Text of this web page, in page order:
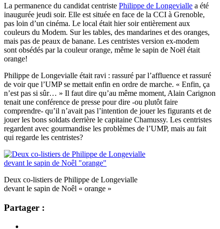
La permanence du candidat centriste Philippe de Longevialle a été
inaugurée jeudi soir. Elle est située en face de la CCI à Grenoble,
pas loin d’un cinéma. Le local était hier soir entièrement aux
couleurs du Modem. Sur les tables, des mandarines et des oranges,
mais pas de peaux de banane. Les centristes version ex-modem
sont obsédés par la couleur orange, même le sapin de Noël était
orange!
Philippe de Longevialle était ravi : rassuré par l’affluence et rassuré
de voir que l’UMP se mettait enfin en ordre de marche. « Enfin, ça
n’est pas si sûr… » Il faut dire qu’au même moment, Alain Carignon
tenait une conférence de presse pour dire -ou plutôt faire
comprendre- qu’il n’avait pas l’intention de jouer les figurants et de
jouer les bons soldats derrière le capitaine Chamussy. Les centristes
regardent avec gourmandise les problèmes de l’UMP, mais au fait
qui regarde les centristes?
Deux co-listiers de Philippe de Longevialle
devant le sapin de Noêl « orange »
Partager :